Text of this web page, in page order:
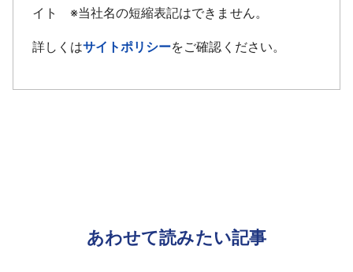
イト ※当社名の短縮表記はできません。
詳しくはサイトポリシーをご確認ください。
あわせて読みたい記事